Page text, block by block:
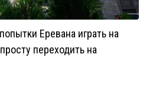
Еревана играть на
переходить на